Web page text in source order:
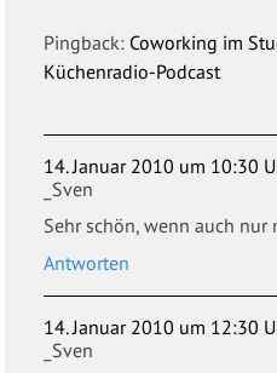
Pingback: Coworking im
Küchenradio-Podcast
14. Januar 2010 um 10:30
_Sven
Sehr schön, wenn auch
Antworten
14. Januar 2010 um 12:30
_Sven